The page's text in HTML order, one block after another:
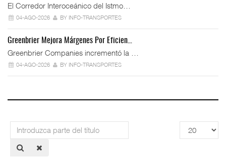
El Corredor Interoceánico del Istmo…
04-AGO-2026 BY INFO-TRANSPORTES
Greenbrier Mejora Márgenes Por Eficien…
Greenbrier Companies incrementó la …
04-AGO-2026 BY INFO-TRANSPORTES
Introduzca
parte
del
Cantidad
a